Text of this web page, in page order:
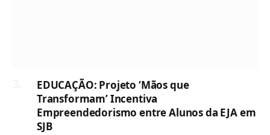
EDUCAÇÃO: Projeto ‘Mãos que
Transformam’ Incentiva
Empreendedorismo entre Alunos da EJA em
SJB